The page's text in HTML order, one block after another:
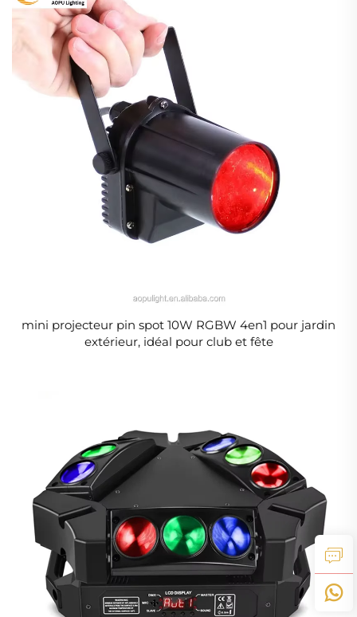
mini projecteur pin spot 10W RGBW 4en1 pour jardin
extérieur, idéal pour club et fête